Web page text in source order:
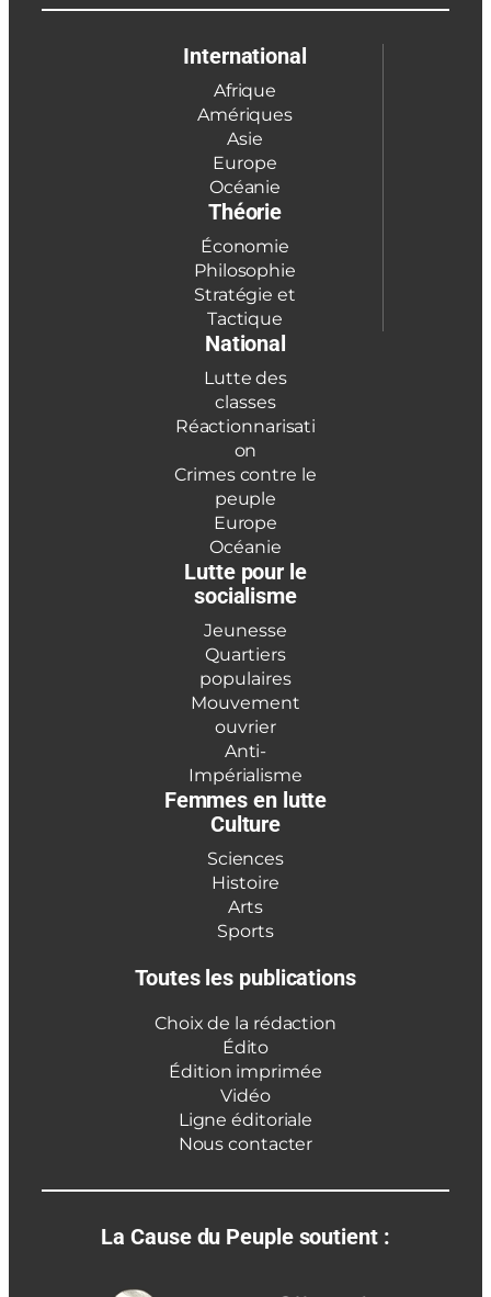
International
Afrique
Amériques
Asie
Europe
Océanie
Théorie
Économie
Philosophie
Stratégie et
Tactique
National
Lutte des
classes
Réactionnarisati
on
Crimes contre le
peuple
Europe
Océanie
Lutte pour le
socialisme
Jeunesse
Quartiers
populaires
Mouvement
ouvrier
Anti-
Impérialisme
Femmes en lutte
Culture
Sciences
Histoire
Arts
Sports
Toutes les publications
Choix de la rédaction
Édito
Édition imprimée
Vidéo
Ligne éditoriale
Nous contacter
La Cause du Peuple soutient :